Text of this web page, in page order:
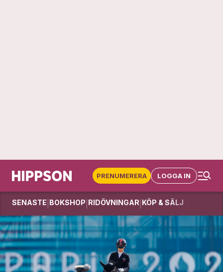
PRENUMERERA LOGGA IN
SENASTE BOKSHOP RIDÖVNINGAR KÖP & SÄLJ